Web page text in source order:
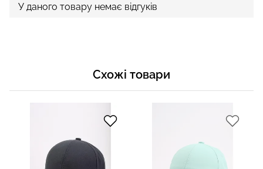
У даного товару немає відгуків
Схожі товари